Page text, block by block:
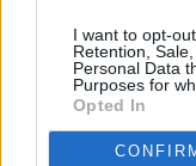
I want to opt-
Retention,
Personal Data
Purposes for
Opted In